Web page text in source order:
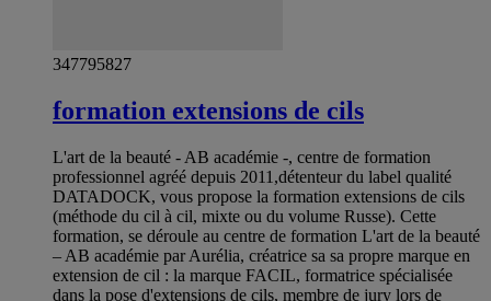
347795827
formation extensions de cils
L'art de la beauté - AB académie -, centre de formation
professionnel agréé depuis 2011,détenteur du label qualité
DATADOCK, vous propose la formation extensions de cils
(méthode du cil à cil, mixte ou du volume Russe). Cette
formation, se déroule au centre de formation L'art de la beauté
– AB académie par Aurélia, créatrice sa sa propre marque en
extension de cil : la marque FACIL, formatrice spécialisée
dans la pose d'extensions de cils, membre de jury lors de